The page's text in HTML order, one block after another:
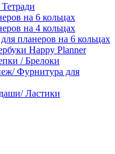
на 6 кольцах
на 4 кольцах
планеров на 6 кольцах
Happy Planner
/ Брелоки
Фурнитура для
Ластики